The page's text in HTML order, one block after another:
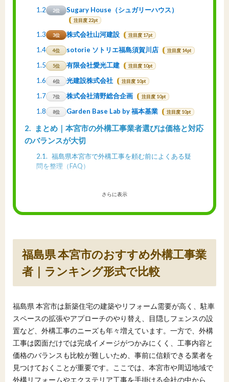
1.2 2位 Sugary House（シュガリーハウス）
注目度 22pt
1.3 3位 株式会社山河建設 注目度 17pt
1.4 4位 sotorie ソトリエ福島須賀川店 注目度 14pt
1.5 5位 有限会社愛光工建 注目度 10pt
1.6 6位 光建設株式会社 注目度 10pt
1.7 7位 株式会社清野総合企画 注目度 10pt
1.8 8位 Garden Base Lab by 福本基業 注目度 10pt
2
まとめ｜本宮市の外構工事業者選びは価格と対応
のバランスが大切
2.1
福島県本宮市で外構工事を頼む前によくある疑
問を整理（FAQ）
さらに表示
福島県 本宮市のおすすめ外構工事業
者｜ランキング形式で比較
福島県 本宮市は新築住宅の建築やリフォーム需要が高く、駐車
スペースの拡張やアプローチのやり替え、目隠しフェンスの設
置など、外構工事のニーズも年々増えています。一方で、外構
工事は図面だけでは完成イメージがつかみにくく、工事内容と
価格のバランスも比較が難しいため、事前に信頼できる業者を
見つけておくことが重要です。ここでは、本宮市や周辺地域で
外構リフォームやエクステリア工事を手掛ける会社の中から、